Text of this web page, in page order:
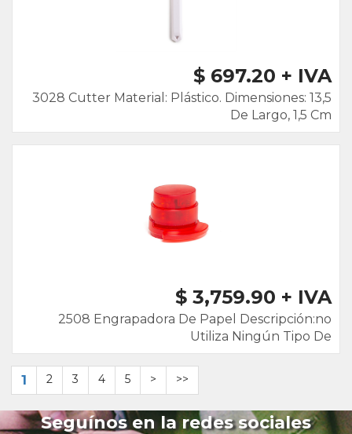
$ 697.20 + IVA
3028 Cutter Material: Plástico. Dimensiones: 13,5
De Largo, 1,5 Cm
$ 3,759.90 + IVA
2508 Engrapadora De Papel Descripción:no
Utiliza Ningún Tipo De
1 2 3 4 5 > >>
Seguínos en la redes sociales